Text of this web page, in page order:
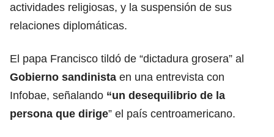
actividades religiosas, y la suspensión de sus
relaciones diplomáticas.
El papa Francisco tildó de “dictadura grosera” al
Gobierno sandinista en una entrevista con
Infobae, señalando “un desequilibrio de la
persona que dirige” el país centroamericano.